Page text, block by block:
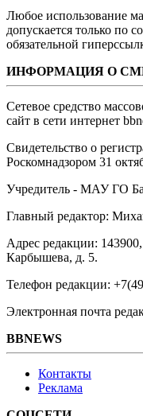
Любое использование
допускается только по
обязательной
ИНФОРМАЦИЯ О
Сетевое средство
сайт в сети интернет
Свидетельство о
Роскомнадзором 31
Учредитель - МАУ ГО
Главный редактор:
Адрес редакции:
Карбышева, д. 5.
Телефон редакции:
Электронная почта
BBNEWS
Контакты
Реклама